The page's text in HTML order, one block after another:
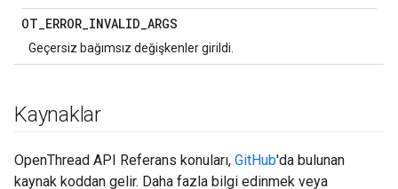
OT_ERROR_INVALID_ARGS
Geçersiz bağımsız değişkenler girildi.
Kaynaklar
OpenThread API Referans konuları, GitHub'da bulunan
kaynak koddan gelir. Daha fazla bilgi edinmek veya